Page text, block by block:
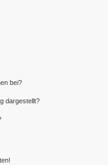
bei?
dargestellt?